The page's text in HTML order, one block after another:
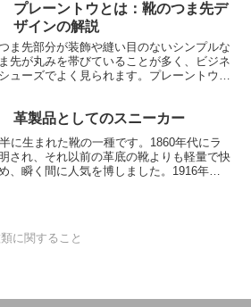
ャップの増粘剤、アイスクリームやシャー
使用されています。化粧品分野では、ポリ
水や乳液の保湿剤、シャンプーやコンディ
グロスなどの粘結剤などとして使用されて
ポリビニルアルコールは、錠剤やカプセル
。工業用材料分野では、ポリビニルアルコ
粘剤、紙のコーティング剤、繊維の加工剤
は、その優れ
様々な分野で使用されています。しかし、
水に溶けやすい性質があるため、湿度の高
また、耐熱性も低いため、高温にさらされ
プレーントウとは：靴のつま先デ
ザインの解説
ま先部分が装飾や縫い目のないシンプルな
先が丸みを帯びていることが多く、ビジネ
ューズでよく見られます。プレーントウ
。 プレーントウは、ビジネ
、スーツやジャケットスタイルに合わせる
出できます。カジュアルシーンでは、ジー
ュアルパンツに合わせると、こなれた印象
革製品としてのスニーカー
に生まれた靴の一種です。1860年代にラ
され、それ以前の革底の靴よりも軽量で快
、瞬く間に人気を博しました。1916年に
さです。スニーカーは、クッション性や通
に関すること